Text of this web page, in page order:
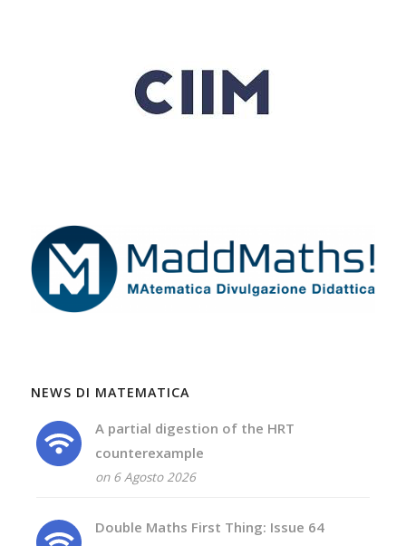
NEWS DI MATEMATICA
A partial digestion of the HRT
counterexample
on 6 Agosto 2026
Double Maths First Thing: Issue 64